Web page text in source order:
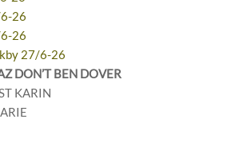
26
26
27/6-26
DON’T BEN DOVER
KARIN